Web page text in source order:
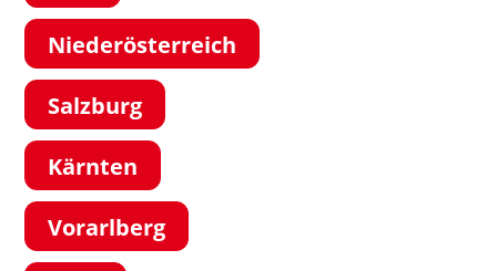
Niederösterreich
Salzburg
Kärnten
Vorarlberg